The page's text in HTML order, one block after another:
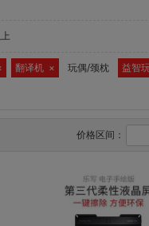
翻译机 × 玩偶/颈枕 益智
价格区间：